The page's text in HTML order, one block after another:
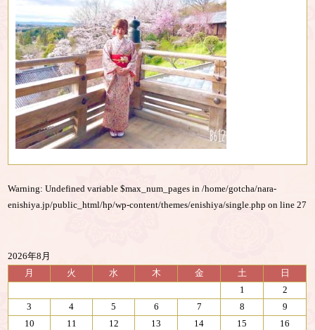
Warning: Undefined variable $max_num_pages in/home/gotcha/nara-
enishiya.jp/public_html/hp/wp-content/themes/enishiya/single.php on line27
2026年8月
月
火 水 木 金 土
日
1
2
3
4 5 6 7 8
9
10
11 12 13 14 15
16